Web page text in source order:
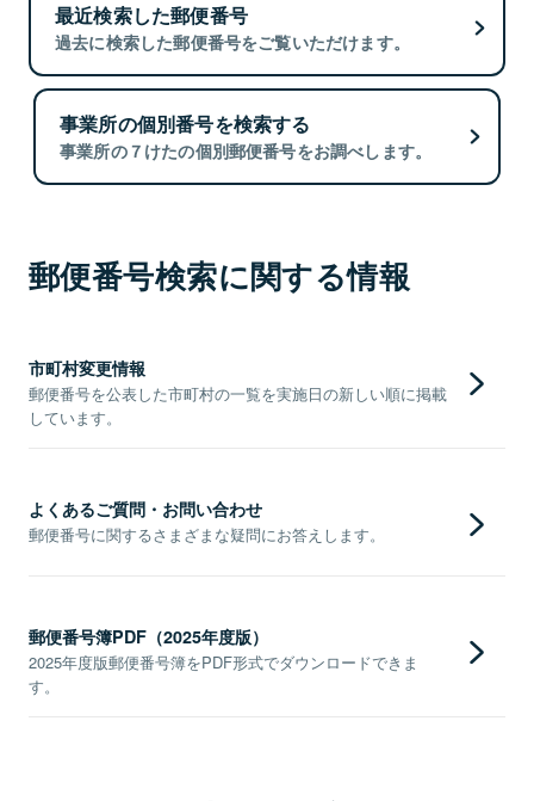
最近検索した郵便番号
過去に検索した郵便番号をご覧いただけます。
事業所の個別番号を検索する
事業所の７けたの個別郵便番号をお調べします。
郵便番号検索に関する情報
市町村変更情報
郵便番号を公表した市町村の一覧を実施日の新しい順に掲載
しています。
よくあるご質問・お問い合わせ
郵便番号に関するさまざまな疑問にお答えします。
郵便番号簿PDF（2025年度版）
2025年度版郵便番号簿をPDF形式でダウンロードできま
す。